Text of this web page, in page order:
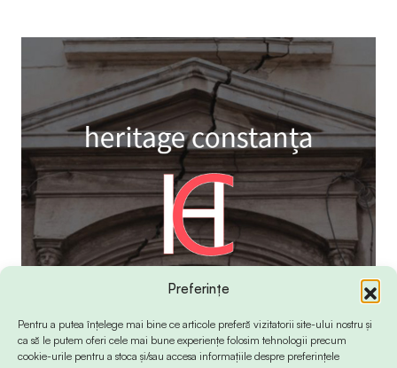
Preferințe
Pentru a putea înțelege mai bine ce articole preferă vizitatorii site-ului nostru și
ca să le putem oferi cele mai bune experiențe folosim tehnologii precum
cookie-urile pentru a stoca și/sau accesa informațiile despre preferințele